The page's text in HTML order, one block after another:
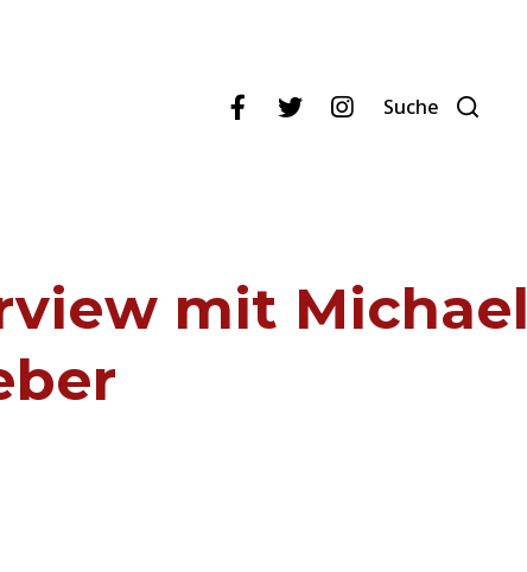
Suche
mit Michael